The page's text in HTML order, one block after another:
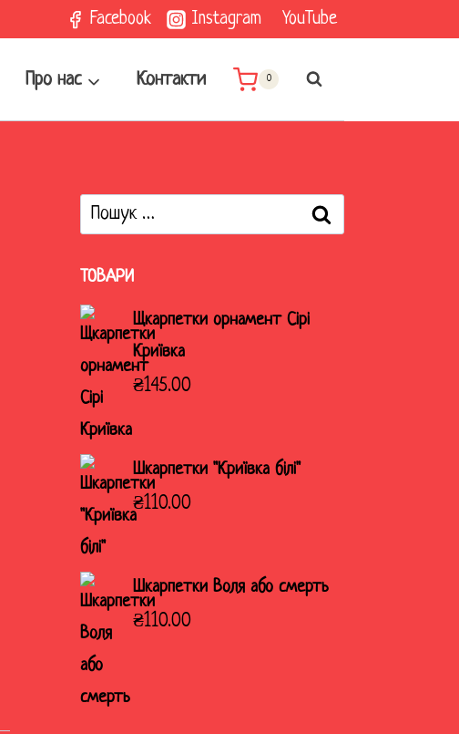
Facebook Instagram YouTube
Про нас Контакти 0
Пошук:
ТОВАРИ
Щкарпетки орнамент Сірі
Криївка
₴145.00
Шкарпетки "Криївка білі"
₴110.00
Шкарпетки Воля або смерть
₴110.00